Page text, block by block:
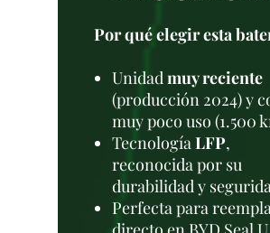
Por qué elegir esta
Unidadmuy reciente
(producción 2024) y
muy poco uso (1.500
TecnologíaLFP,
reconocida por su
durabilidad y
Perfecta para